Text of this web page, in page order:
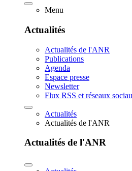
Menu
Actualités
Actualités de l'ANR
Publications
Agenda
Espace presse
Newsletter
Flux RSS et réseaux
Actualités
Actualités de l'ANR
Actualités de l'ANR